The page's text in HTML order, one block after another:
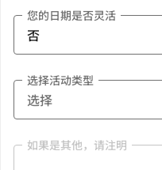
您的日期是否灵活
选择活动类型
如果是其他，请注明